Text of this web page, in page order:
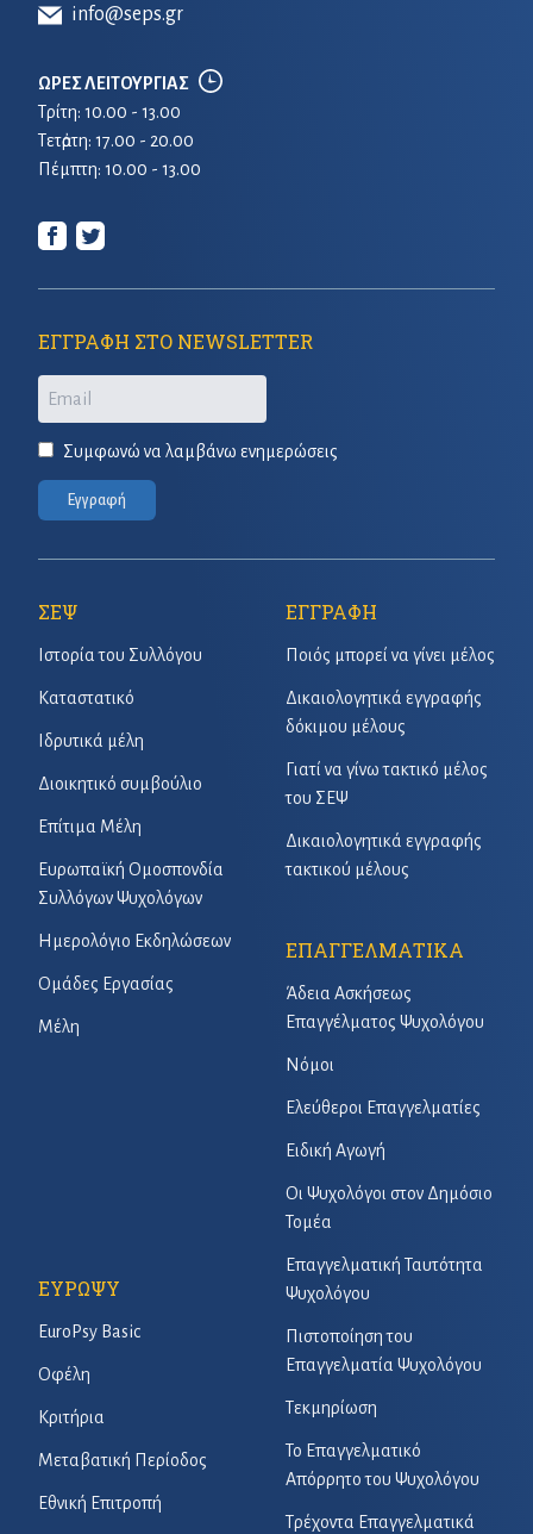
info@seps.gr
ΩΡΕΣ ΛΕΙΤΟΥΡΓΙΑΣ
Τρίτη: 10.00 - 13.00
Τετἀρτη: 17.00 - 20.00
Πέμπτη: 10.00 - 13.00
ΕΓΓΡΑΦΗ ΣΤΟ NEWSLETTER
Email
Συμφωνώ να λαμβάνω ενημερώσεις
Εγγραφή
ΣΕΨ
Ιστορία του Συλλόγου
Καταστατικό
Ιδρυτικά μέλη
Διοικητικό συμβούλιο
Επίτιμα Μέλη
Ευρωπαϊκή Ομοσπονδία
Συλλόγων Ψυχολόγων
Ημερολόγιο Εκδηλώσεων
Ομάδες Εργασίας
Μέλη
ΕΓΓΡΑΦΗ
Ποιός μπορεί να γίνει μέλος
Δικαιολογητικά εγγραφής
δόκιμου μέλους
Γιατί να γίνω τακτικό μέλος
του ΣΕΨ
Δικαιολογητικά εγγραφής
τακτικού μέλους
ΕΠΑΓΓΕΛΜΑΤΙΚΑ
Άδεια Ασκήσεως
Επαγγέλματος Ψυχολόγου
Νόμοι
Ελεύθεροι Επαγγελματίες
Ειδική Αγωγή
Οι Ψυχολόγοι στον Δημόσιο
Τομέα
Επαγγελματική Ταυτότητα
Ψυχολόγου
Πιστοποίηση του
Επαγγελματία Ψυχολόγου
Τεκμηρίωση
Το Επαγγελματικό
Απόρρητο του Ψυχολόγου
Τρέχοντα Επαγγελματικά
ΕΥΡΩΨΥ
EuroPsy Basic
Οφέλη
Κριτήρια
Μεταβατική Περίοδος
Εθνική Επιτροπή